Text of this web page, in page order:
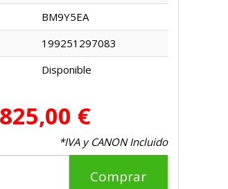
BM9Y5EA
199251297083
Disponible
€
*IVA y CANON Incluido
Comprar